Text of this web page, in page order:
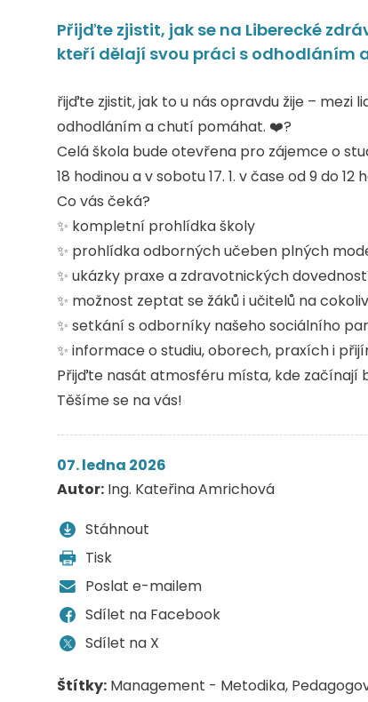
Přijďte zjistit, jak se na Liberecké
kteří dělají svou práci s odhodláním
řijďte zjistit, jak to u nás opravdu žije – mezi
odhodláním a chutí pomáhat. ❤️‍?
Celá škola bude otevřena pro zájemce o
18 hodinou a v sobotu 17. 1. v čase od 9 do 12
Co vás čeká?
✨ kompletní prohlídka školy
✨ prohlídka odborných učeben plných
✨ ukázky praxe a zdravotnických
✨ možnost zeptat se žáků i učitelů na cokoliv
✨ setkání s odborníky našeho sociálního
✨ informace o studiu, oborech, praxích i
Přijďte nasát atmosféru místa, kde začínají
Těšíme se na vás!
07. ledna 2026
Autor: Ing. Kateřina Amrichová
Stáhnout
Tisk
Poslat e-mailem
Sdílet na Facebook
Sdílet na X
Štítky: Management - Metodika